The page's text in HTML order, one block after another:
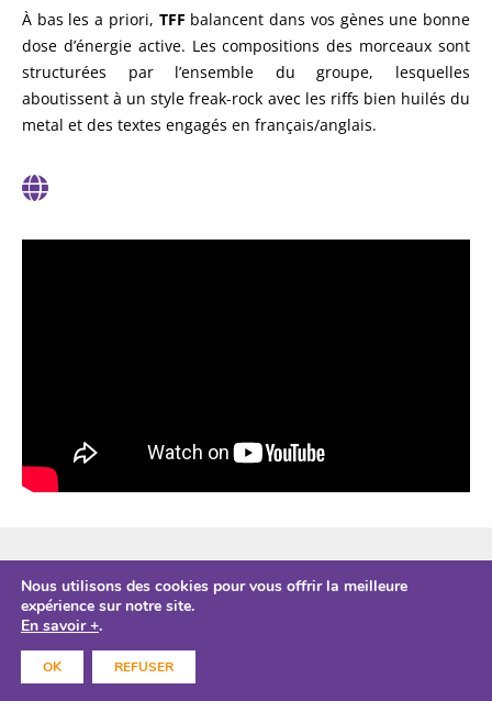
À bas les a priori, TFF balancent dans vos gènes une bonne
dose d’énergie active. Les compositions des morceaux sont
structurées par l’ensemble du groupe, lesquelles
aboutissent à un style freak-rock avec les riffs bien huilés du
metal et des textes engagés en français/anglais.
Nous utilisons des cookies pour vous offrir la meilleure
expérience sur notre site.
En savoir +.
OK REFUSER